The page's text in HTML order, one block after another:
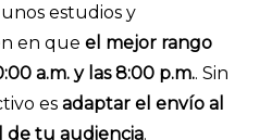
estudios y
en que el mejor rango
a.m. y las 8:00 p.m.. Sin
es adaptar el envío al
de tu audiencia.